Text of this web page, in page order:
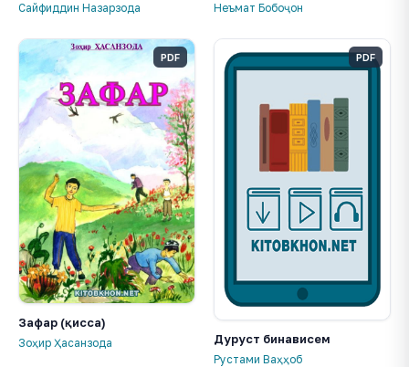
Сайфиддин Назарзода Неъмат Бобоҷон
PDF
Зафар (қисса)
Зоҳир Ҳасанзода
PDF
Дуруст бинависем
Рустами Ваҳҳоб